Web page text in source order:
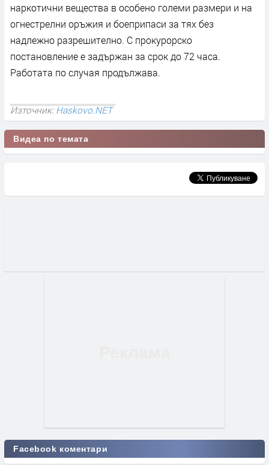
наркотични вещества в особено големи размери и на
огнестрелни оръжия и боеприпаси за тях без
надлежно разрешително. С прокурорско
постановление е задържан за срок до 72 часа.
Работата по случая продължава.
Източник:Haskovo.NET
Видеа по темата
Facebook коментари